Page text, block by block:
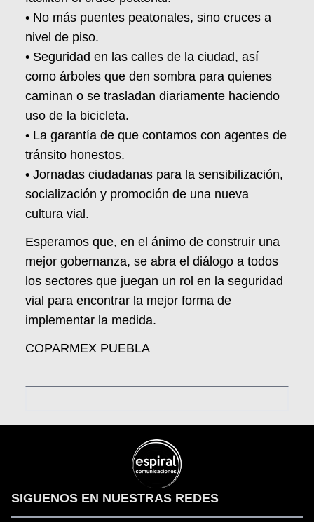
• No más puentes peatonales, sino cruces a
nivel de piso.
• Seguridad en las calles de la ciudad, así
como árboles que den sombra para quienes
caminan o se trasladan diariamente haciendo
uso de la bicicleta.
• La garantía de que contamos con agentes de
tránsito honestos.
• Jornadas ciudadanas para la sensibilización,
socialización y promoción de una nueva
cultura vial.
Esperamos que, en el ánimo de construir una
mejor gobernanza, se abra el diálogo a todos
los sectores que juegan un rol en la seguridad
vial para encontrar la mejor forma de
implementar la medida.
COPARMEX PUEBLA
SIGUENOS EN NUESTRAS REDES